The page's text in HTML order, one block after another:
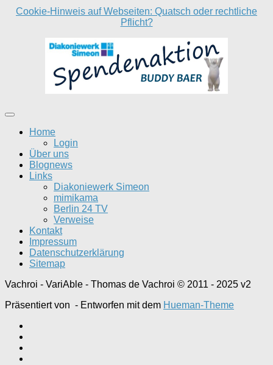
Cookie-Hinweis auf Webseiten: Quatsch oder rechtliche
Pflicht?
Home
Login
Über uns
Blognews
Links
Diakoniewerk Simeon
mimikama
Berlin 24 TV
Verweise
Kontakt
Impressum
Datenschutzerklärung
Sitemap
Vachroi - VariAble - Thomas de Vachroi © 2011 - 2025 v2
Präsentiert von - Entworfen mit dem Hueman-Theme